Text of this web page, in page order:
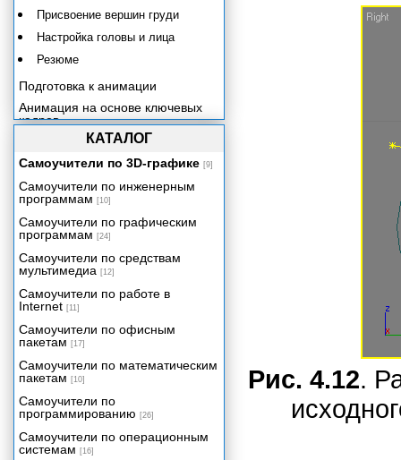
Рис. 4.12.
Присвоение вершин груди
Настройка головы и лица
Резюме
Подготовка к анимации
Анимация на основе ключевых
кадров
Использование захвата движения
Сводим все вместе
Заключение
КАТАЛОГ
Самоучители по 3D-графике [9]
Самоучители по инженерным
программам [10]
Самоучители по графическим
программам [24]
Самоучители по средствам
мультимедиа [12]
Самоучители по работе в
Internet [11]
Самоучители по офисным
пакетам [17]
Самоучители по математическим
пакетам [10]
Самоучители по
программированию [26]
Самоучители по операционным
системам [16]